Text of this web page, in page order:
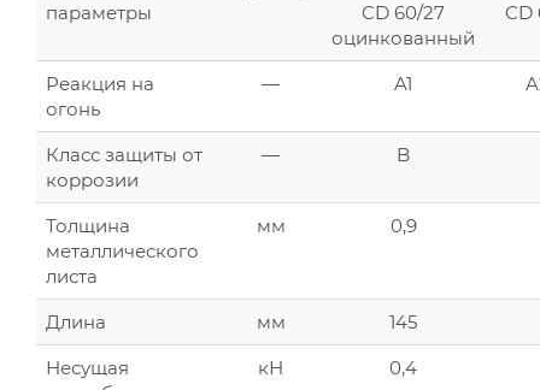
параметры
CD 60/27
оцинкованный
CD
Реакция на
огонь
— A1
Класс защиты от
коррозии
— B
Толщина
металлического
листа
мм 0,9
Длина мм
145
Несущая
кН 0,4